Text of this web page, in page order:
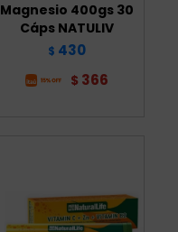
Magnesio 400gs 30
Cáps NATULIV
$ 430
$ 366